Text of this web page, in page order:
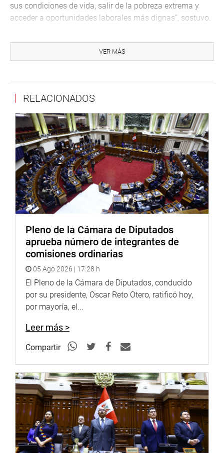
sus condiciones de vida, salir de la pobreza extrema y
acceder a oportunidades laborales más dignas”, sostuvo.
autora del proyecto de ley, resaltó la urgente necesidad de
ampliar la oferta educativa en Huánuco. Señaló que la
jóvenes, lo que resulta claramente insuficiente.
“Se han realizado coordinaciones con las autoridades
locales, regionales y la población interesada para
garantizar la viabilidad del proyecto. Esta universidad no
solo beneficiará a los estudiantes, sino que también
contribuirá al desarrollo integral de la región”, afirmó
Herrera Medina.
Cabe indicar que el dictamen del proyecto de ley también
contempla una participación articulada entre el Gobierno
Huánuco, para priorizar las acciones necesarias que
permitan la pronta implementación y funcionamiento de
la universidad.
OFICINA DE COMUNICACIONES E IMAGEN
INSTITUCIONAL
VER MÁS
RELACIONADOS
Pleno de la Cámara de Diputados
aprueba número de integrantes de
comisiones ordinarias
05 Ago 2026 | 17:28 h
El Pleno de la Cámara de Diputados, conducido
por su presidente, Oscar Reto Otero, ratificó hoy,
por mayoría, el...
Leer más >
Compartir